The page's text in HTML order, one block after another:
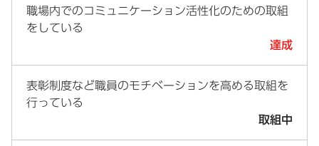
職場内でのコミュニケーション活性化のための取組
をしている
達成
表彰制度など職員のモチベーションを高める取組を
行っている
取組中